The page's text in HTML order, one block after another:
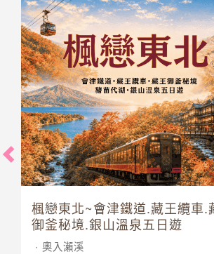
楓戀東北~會津鐵道.藏王纜車.
御釜秘境.銀山溫泉五日遊
奧入瀨溪